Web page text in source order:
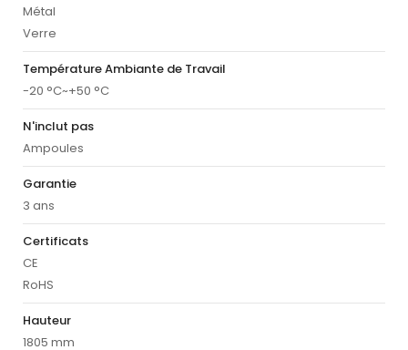
Métal
Verre
Température Ambiante de Travail
-20 °C~+50 °C
N'inclut pas
Ampoules
Garantie
3 ans
Certificats
CE
RoHS
Hauteur
1805 mm